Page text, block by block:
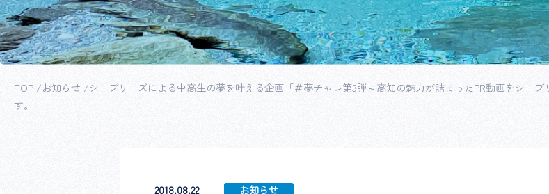
TOP お知らせ
シーブリーズによる中高生の夢を叶える企画「＃夢チャレ第3弾～高知の魅力が詰まったPR動画をシー
す。
2018.08.22 お知らせ